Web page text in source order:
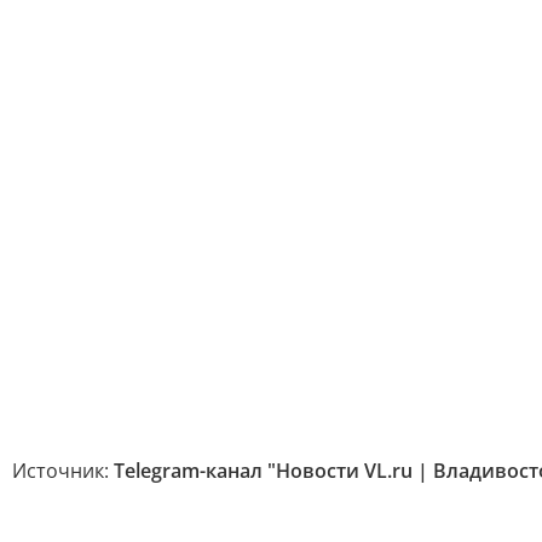
Источник: Telegram-канал "Новости VL.ru |